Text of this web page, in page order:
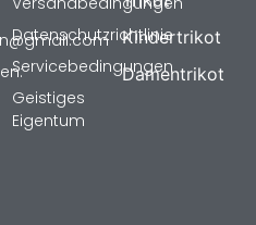
Kindertrikot
Damentrikot
Datenschutzrichtlinie
Servicebedingungen
Geistiges
Eigentum